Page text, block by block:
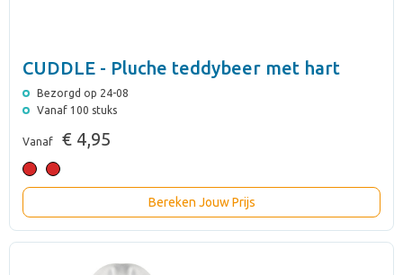
CUDDLE - Pluche teddybeer met hart
Bezorgd op 24-08
Vanaf 100 stuks
Vanaf € 4,95
Bereken Jouw Prijs